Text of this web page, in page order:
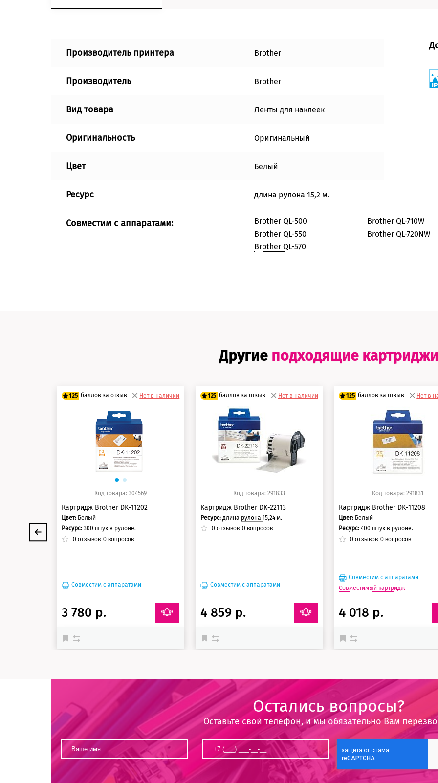
Производитель принтера Brother
Производитель Brother
Вид товара Ленты для наклеек
Оригинальность Оригинальный
Цвет Белый
Ресурс длина рулона 15,2 м.
Совместим с аппаратами:
Brother QL-500
Brother QL-550
Brother QL-570
Brother QL-710W
Brother QL-720NW
Другие подходящие картриджи
125 баллов за отзыв
100 баллов
125 баллов
Нет в наличии
Код товара: 304569
Картридж Brother DK-11202
Цвет: Белый
Ресурс:300 штук в рулоне.
0 отзывов 0 вопросов
Совместим с аппаратами
3 780 р.
125 баллов за отзыв
100 баллов
125 баллов
Нет в наличии
Код товара: 291833
Картридж Brother DK-22113
Ресурс: длина рулона 15,24 м.
0отзывов 0вопросов
Совместим с аппаратами
4 859 р.
125 баллов за отзыв
100 баллов
125 баллов
Нет в
Код товара: 291831
Картридж Brother DK-11208
Цвет: Белый
Ресурс:400 штук в рулоне.
0 отзывов 0 вопросов
Совместим с аппаратами
Совместимый картридж
4 018 р.
Остались вопросы?
Оставьте свой телефон, и мы обязательно Вам